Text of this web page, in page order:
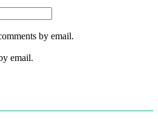
by email.
email.